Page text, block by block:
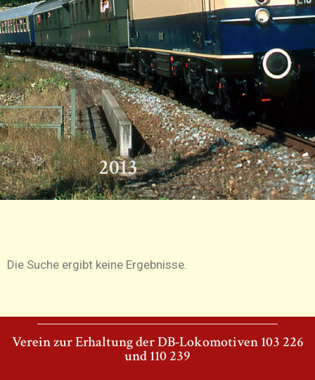
2013
Die Suche ergibt keine Ergebnisse.
Verein zur Erhaltung der DB-Lokomotiven 103 226
und 110 239